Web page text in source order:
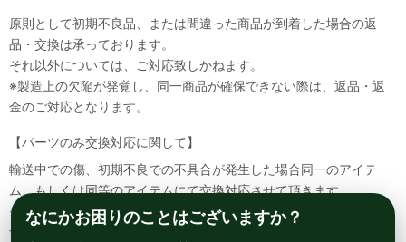
原則として初期不良品、または間違った商品が到着した場合の返
品・交換は承っております。
それ以外については、ご対応致しかねます。
※製造上の欠陥が発覚し、同一商品が確保できない際は、返品・返
金のご対応となります。
【パーツのみ交換対応に関して】
輸送中での傷、初期不良での不具合が発生した場合同一のアイテ
ム、もしくは同等のアイテムにて交換対応させて頂きます。
その場合該当部品を着払いにて返送して頂く必要が御座いますので
予めご了承ください。
なにかお困りのことはございますか？